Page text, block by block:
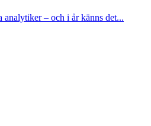
– och i år känns det...